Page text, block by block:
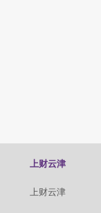
上财云津
上财云津